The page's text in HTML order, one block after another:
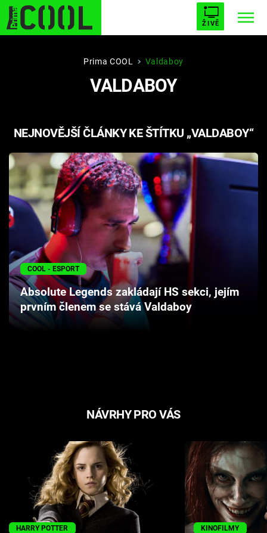
ŽIVĚ
STARHOUSE BUFFY, PŘEMOŽITELKA UPÍRŮ
PLNEJ KOTEL AVENGERS 5
Témata
Filmy
Seriály
Hry
Cool Esport
Pořady
Prima COOL Valdaboy
VALDABOY
NEJNOVĚJŠÍ ČLÁNKY KE ŠTÍTKU „VALDABOY“
COOL - ESPORT
Absolute Legends zakládají HS sekci, jejím
prvním členem se stává Valdaboy
NÁVRHY PRO VÁS
HARRY POTTER KINOFILMY